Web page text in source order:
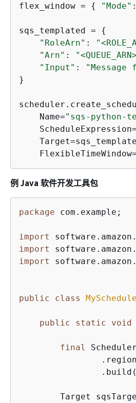
flex_window = { "Mode"
sqs_templated = {
"RoleArn" :
"Arn" :
"Input" :
}
    Name=
"sqs-python-
    ScheduleExpression=
例 Java 软件开发工具包
package com.example;
import
import
import
public class
public static void
final
Target